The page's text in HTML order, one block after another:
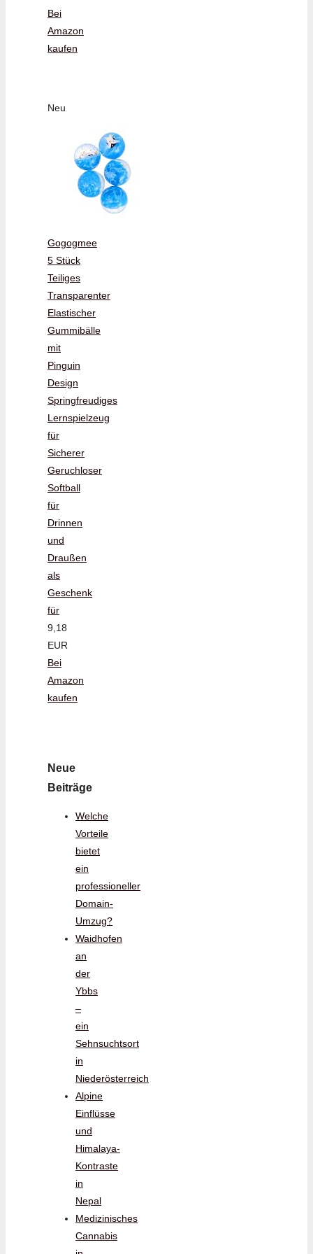
Bei
Amazon
kaufen
Neu
Gogogmee
5 Stück
Teiliges
Transparenter
Elastischer
Gummibälle
mit
Pinguin
Design
Springfreudiges
Lernspielzeug
für
Sicherer
Geruchloser
Softball
für
Drinnen
und
Draußen
als
Geschenk
für
9,18
EUR
Bei
Amazon
kaufen
Neue
Beiträge
Welche
Vorteile
bietet
ein
professioneller
Domain-
Umzug?
Waidhofen
an
der
Ybbs
–
ein
Sehnsuchtsort
in
Niederösterreich
Alpine
Einflüsse
und
Himalaya-
Kontraste
in
Nepal
Medizinisches
Cannabis